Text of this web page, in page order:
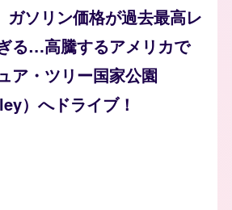
ガソリン価格が過去最高レ
る…高騰するアメリカで
ア・ツリー国家公園
）へドライブ！